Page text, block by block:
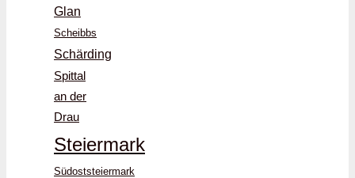
Glan
Scheibbs
Schärding
Spittal
an der
Drau
Steiermark
Südoststeiermark